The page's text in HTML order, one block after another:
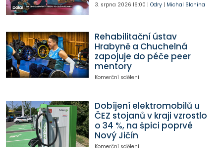
3. srpna 2026 16:00 | Odry| Michal Slonina
Rehabilitační ústav
Hrabyně a Chuchelná
zapojuje do péče peer
mentory
Komerční sdělení
Dobíjení elektromobilů u
ČEZ stojanů v kraji vzrostlo
o 34 %, na špici poprvé
Nový Jičín
Komerční sdělení